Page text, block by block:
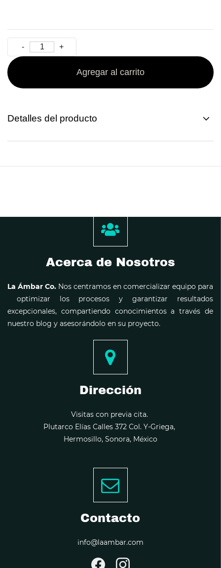
Agregar al carrito
Detalles del producto
Acerca de Nosotros
La Ámbar Co. Nos centramos en comercializar equipo para
optimizar los procesos y garantizar resultados
excepcionales, compartiendo conocimientos a través de
nuestro blog y asesorándolo en su proyecto.
Dirección
Visitas con previa cita.
Plutarco Elías Calles 372 Col. Y-Griega,
Hermosillo, Sonora, México
Contacto
info@laambar.com